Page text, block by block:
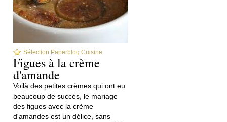
Sélection Paperblog Cuisine
Figues à la crème
d'amande
Voilà des petites crèmes qui ont eu
beaucoup de succès, le mariage
des figues avec la crème
d'amandes est un délice, sans